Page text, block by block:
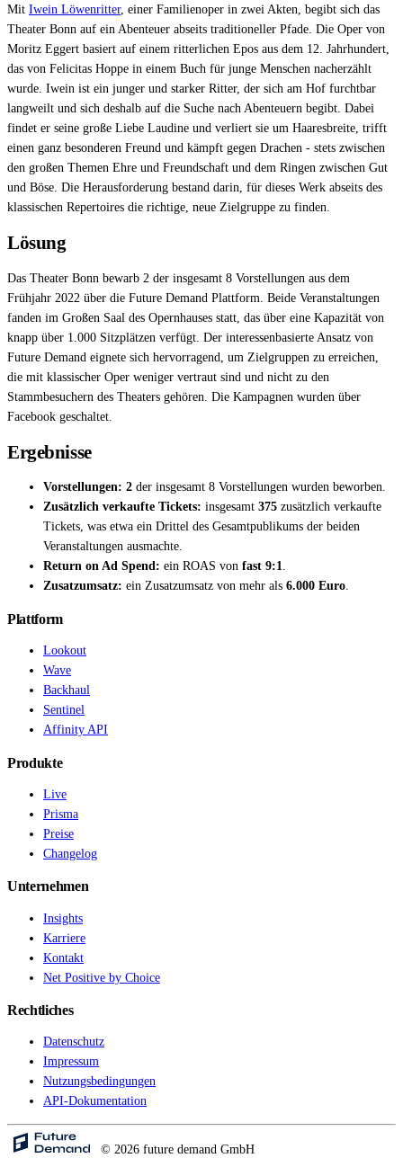
Mit Iwein Löwenritter, einer Familienoper in zwei Akten, begibt sich das
Theater Bonn auf ein Abenteuer abseits traditioneller Pfade. Die Oper von
Moritz Eggert basiert auf einem ritterlichen Epos aus dem 12. Jahrhundert,
das von Felicitas Hoppe in einem Buch für junge Menschen nacherzählt
wurde. Iwein ist ein junger und starker Ritter, der sich am Hof furchtbar
langweilt und sich deshalb auf die Suche nach Abenteuern begibt. Dabei
findet er seine große Liebe Laudine und verliert sie um Haaresbreite, trifft
einen ganz besonderen Freund und kämpft gegen Drachen - stets zwischen
den großen Themen Ehre und Freundschaft und dem Ringen zwischen Gut
und Böse. Die Herausforderung bestand darin, für dieses Werk abseits des
klassischen Repertoires die richtige, neue Zielgruppe zu finden.
Lösung
Das Theater Bonn bewarb 2 der insgesamt 8 Vorstellungen aus dem
Frühjahr 2022 über die Future Demand Plattform. Beide Veranstaltungen
fanden im Großen Saal des Opernhauses statt, das über eine Kapazität von
knapp über 1.000 Sitzplätzen verfügt. Der interessenbasierte Ansatz von
Future Demand eignete sich hervorragend, um Zielgruppen zu erreichen,
die mit klassischer Oper weniger vertraut sind und nicht zu den
Stammbesuchern des Theaters gehören. Die Kampagnen wurden über
Facebook geschaltet.
Ergebnisse
Vorstellungen: 2 der insgesamt 8 Vorstellungen wurden beworben.
Zusätzlich verkaufte Tickets: insgesamt 375 zusätzlich verkaufte
Tickets, was etwa ein Drittel des Gesamtpublikums der beiden
Veranstaltungen ausmachte.
Return on Ad Spend: ein ROAS von fast 9:1.
Zusatzumsatz: ein Zusatzumsatz von mehr als 6.000 Euro.
Plattform
Lookout
Wave
Backhaul
Sentinel
Affinity API
Produkte
Live
Prisma
Preise
Changelog
Unternehmen
Insights
Karriere
Kontakt
Net Positive by Choice
Rechtliches
Datenschutz
Impressum
Nutzungsbedingungen
API-Dokumentation
© 2026 future demand GmbH